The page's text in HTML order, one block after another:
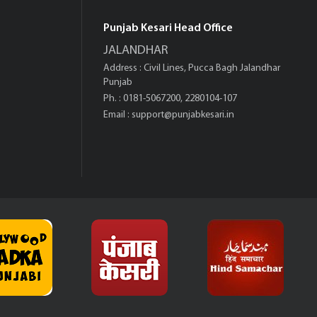
Punjab Kesari Head Office
JALANDHAR
Address : Civil Lines, Pucca Bagh Jalandhar
Punjab
Ph. : 0181-5067200, 2280104-107
Email : support@punjabkesari.in